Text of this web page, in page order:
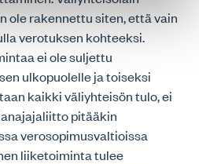
ole rakennettu siten, että vain
verotuksen kohteeksi.
ei ole suljettu
ulkopuolelle ja toiseksi
kaikki väliyhteisön tulo, ei
pitääkin
verosopimusvaltioissa
liiketoiminta tulee